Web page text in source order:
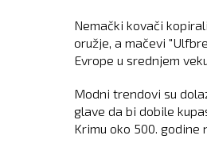
Nemački kovači
oružje, a mačevi
Evrope u srednjem
Modni trendovi su
glave da bi dobile
Krimu oko 500. godine